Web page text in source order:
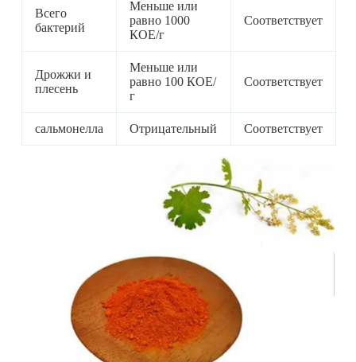
Всего
бактерий
Меньше или
равно 1000
КОЕ/г
Соответствует
Дрожжи и
плесень
Меньше или
равно 100 КОЕ/
г
Соответствует
сальмонелла Отрицательный Соответствует